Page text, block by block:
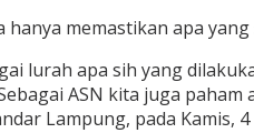
hanya memastikan apa
lurah apa sih yang
ASN kita juga
Lampung, pada Kamis, 4